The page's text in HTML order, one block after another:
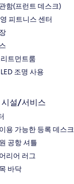
함(프런트 데스크)
피트니스 센터
트먼트룸
조명 사용
시설/서비스
용 가능한 등록 데스크
공항 셔틀
리어 러그
바닥